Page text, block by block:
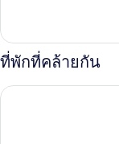
รวม
(Bunk
Beds)
เกี่ยว
กับ
ห้อง
ทวิ
น,
ที่พักที่คล้ายกัน
YHA Snowdon Pen-